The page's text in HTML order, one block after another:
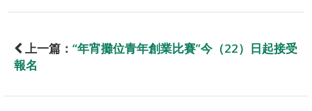
上一篇： “年宵攤位青年創業比賽”今（22）日起接受
報名